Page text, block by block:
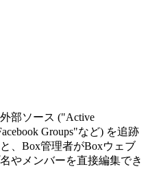
部ソース ("Active
Groups"など) を追跡
、Box管理者がBoxウェブ
やメンバーを直接編集でき